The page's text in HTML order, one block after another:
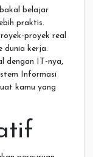
belajar
praktis.
proyek real
dunia kerja.
dengan IT-nya,
Informasi
kamu yang